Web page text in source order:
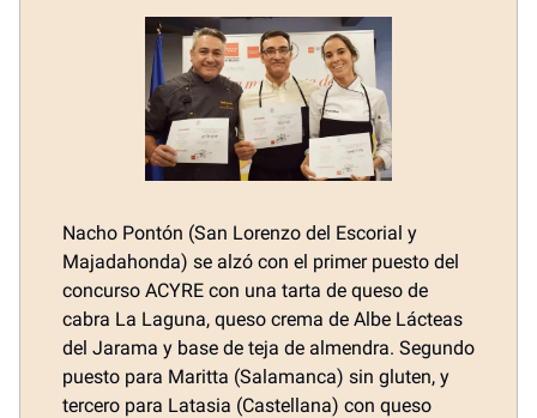
Nacho Pontón (San Lorenzo del Escorial y
Majadahonda) se alzó con el primer puesto del
concurso ACYRE con una tarta de queso de
cabra La Laguna, queso crema de Albe Lácteas
del Jarama y base de teja de almendra. Segundo
puesto para Maritta (Salamanca) sin gluten, y
tercero para Latasia (Castellana) con queso